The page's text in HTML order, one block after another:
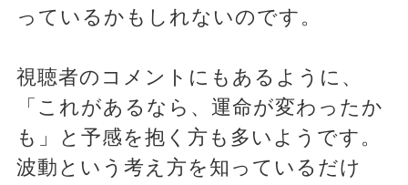
っているかもしれないのです。
視聴者のコメントにもあるように、
「これがあるなら、運命が変わったか
も」と予感を抱く方も多いようです。
波動という考え方を知っているだけ